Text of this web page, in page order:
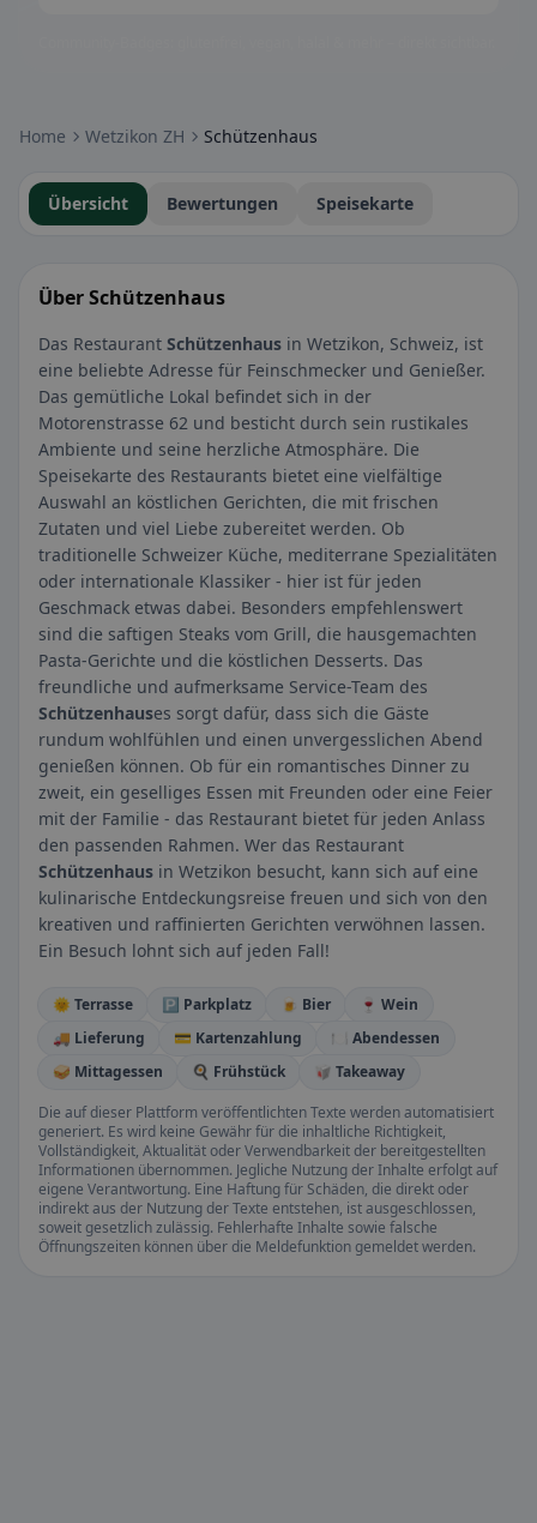
Home Wetzikon ZH Schützenhaus
Übersicht Bewertungen Speisekarte
Über Schützenhaus
Das Restaurant Schützenhaus in Wetzikon, Schweiz, ist
eine beliebte Adresse für Feinschmecker und Genießer.
Das gemütliche Lokal befindet sich in der
Motorenstrasse 62 und besticht durch sein rustikales
Ambiente und seine herzliche Atmosphäre. Die
Speisekarte des Restaurants bietet eine vielfältige
Auswahl an köstlichen Gerichten, die mit frischen
Zutaten und viel Liebe zubereitet werden. Ob
traditionelle Schweizer Küche, mediterrane Spezialitäten
oder internationale Klassiker - hier ist für jeden
Geschmack etwas dabei. Besonders empfehlenswert
sind die saftigen Steaks vom Grill, die hausgemachten
Pasta-Gerichte und die köstlichen Desserts. Das
freundliche und aufmerksame Service-Team des
Schützenhauses sorgt dafür, dass sich die Gäste
rundum wohlfühlen und einen unvergesslichen Abend
genießen können. Ob für ein romantisches Dinner zu
zweit, ein geselliges Essen mit Freunden oder eine Feier
mit der Familie - das Restaurant bietet für jeden Anlass
den passenden Rahmen. Wer das Restaurant
Schützenhaus in Wetzikon besucht, kann sich auf eine
kulinarische Entdeckungsreise freuen und sich von den
kreativen und raffinierten Gerichten verwöhnen lassen.
Ein Besuch lohnt sich auf jeden Fall!
🌞 Terrasse 🅿️ Parkplatz 🍺 Bier
🍷 Wein
🚚 Lieferung
💳 Kartenzahlung
🍽️ Abendessen
🥪 Mittagessen
🍳 Frühstück
🥡 Takeaway
Die auf dieser Plattform veröffentlichten Texte werden automatisiert
generiert. Es wird keine Gewähr für die inhaltliche Richtigkeit,
Vollständigkeit, Aktualität oder Verwendbarkeit der bereitgestellten
Informationen übernommen. Jegliche Nutzung der Inhalte erfolgt auf
eigene Verantwortung. Eine Haftung für Schäden, die direkt oder
indirekt aus der Nutzung der Texte entstehen, ist ausgeschlossen,
soweit gesetzlich zulässig. Fehlerhafte Inhalte sowie falsche
Öffnungszeiten können über die Meldefunktion gemeldet werden.